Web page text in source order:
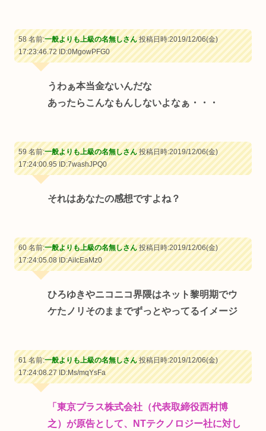
58 名前:一般よりも上級の名無しさん投稿日時:2019/12/06(金)
17:23:46.72ID:0MgowPFG0
うわぁ本当金ないんだな
あったらこんなもんしないよなぁ・・・
59 名前:一般よりも上級の名無しさん投稿日時:2019/12/06(金)
17:24:00.95ID:7washJPQ0
それはあなたの感想ですよね？
60 名前:一般よりも上級の名無しさん投稿日時:2019/12/06(金)
17:24:05.08ID:AiIcEaMz0
ひろゆきやニコニコ界隈はネット黎明期でウ
ケたノリそのままでずっとやってるイメージ
61 名前:一般よりも上級の名無しさん投稿日時:2019/12/06(金)
17:24:08.27ID:Ms/mqYsFa
「東京プラス株式会社（代表取締役西村博
之）が原告として、NTテクノロジー社に対し